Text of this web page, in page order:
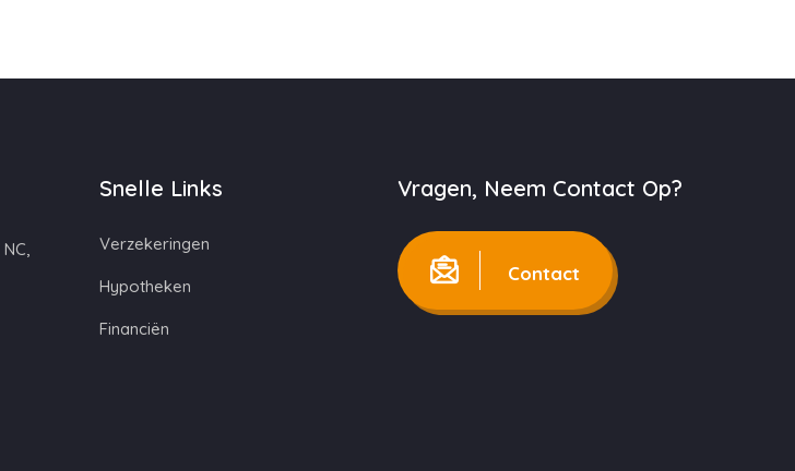
Snelle Links
Verzekeringen
Hypotheken
Financiën
Vragen, Neem Contact Op?
Contact